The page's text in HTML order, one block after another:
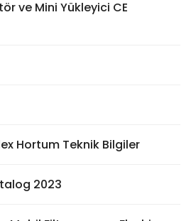
ve Mini Yükleyici CE
Hortum Teknik Bilgiler
2023